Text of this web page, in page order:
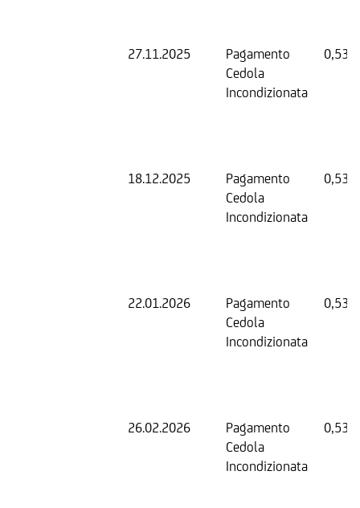
27.11.2025
Pagamento
Cedola
Incondizionata
0,53
18.12.2025
Pagamento
Cedola
Incondizionata
0,53
22.01.2026
Pagamento
Cedola
Incondizionata
0,53
26.02.2026
Pagamento
Cedola
Incondizionata
0,53